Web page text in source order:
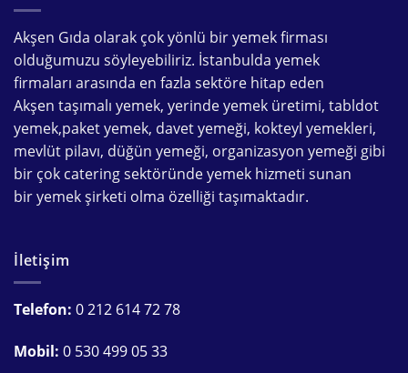
Akşen Gıda olarak çok yönlü biryemek firması
olduğumuzu söyleyebiliriz. İstanbulda yemek
firmaları arasında en fazla sektöre hitap eden
Akşen taşımalı yemek, yerinde yemek üretimi, tabldot
yemek,paket yemek, davet yemeği, kokteyl yemekleri,
mevlüt pilavı, düğün yemeği, organizasyon yemeği gibi
bir çok cateringsektöründeyemek hizmeti sunan
biryemek şirketi olma özelliği taşımaktadır.
İletişim
Telefon: 0 212 614 72 78
Mobil: 0 530 499 05 33